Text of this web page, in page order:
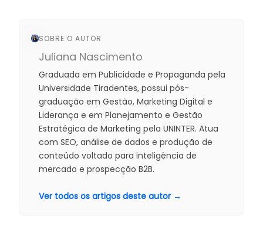
SOBRE O AUTOR
Juliana Nascimento
Graduada em Publicidade e Propaganda pela
Universidade Tiradentes, possui pós-
graduação em Gestão, Marketing Digital e
Liderança e em Planejamento e Gestão
Estratégica de Marketing pela UNINTER. Atua
com SEO, análise de dados e produção de
conteúdo voltado para inteligência de
mercado e prospecção B2B.
Ver todos os artigos deste autor →